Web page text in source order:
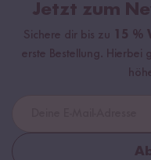
Jetzt zum
Sichere dir bis zu 15
erste Bestellung. Hierbei